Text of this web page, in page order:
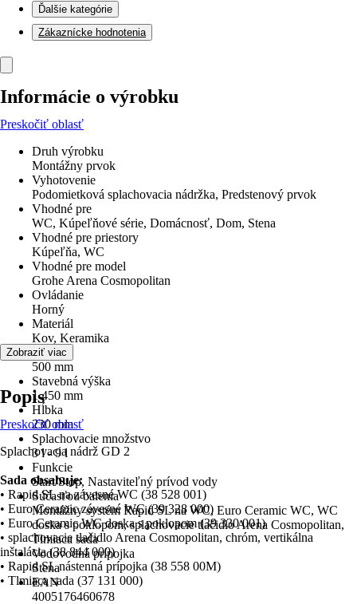
Ďalšie kategórie
Zákaznícke hodnotenia
Informácie o výrobku
Preskočiť oblasť
Druh výrobku
Montážny prvok
Vyhotovenie
Podomietková splachovacia nádržka, Predstenový prvok
Vhodné pre
WC, Kúpeľňové série, Domácnosť, Dom, Stena
Vhodné pre priestory
Kúpeľňa, WC
Vhodné pre model
Grohe Arena Cosmopolitan
Ovládanie
Horný
Materiál
Kov, Keramika
Šírka
500 mm
Stavebná výška
1 450 mm
Hĺbka
230 mm
Splachovacie množstvo
3 l - 9 l
Funkcie
Start/Stop, Nastaviteľný prívod vody
Súčasťou balenia
Montážny systém Rapid SL na WC, Euro Ceramic WC, WC
doska s poklopom, splachovacie tlačidlo Arena Cosmopolitan,
Tlmiaca sada
Vodovodná prípojka
Stena
EAN
4005176460678
Zobraziť viac
Popis
Preskočiť oblasť
Splachovacia nádrž GD 2
Sada obsahuje:
• Rapid SL na závesné WC (38 528 001)
• Euro Ceramic závesné WC (39 328 000)
• Euro Ceramic WC doska s poklopom (39 330 001)
• splachovacie tlačidlo Arena Cosmopolitan, chróm, vertikálna
inštalácia (38 844 000)
• Rapid SL nástenná prípojka (38 558 00M)
• Tlmiaca sada (37 131 000)